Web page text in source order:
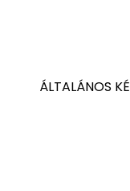
ÁLTALÁNOS